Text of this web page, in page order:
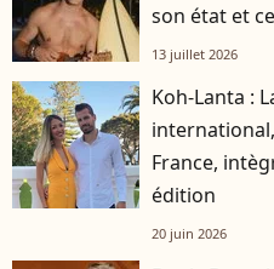
son état et
13 juillet 2026
Koh-Lanta :
France,
édition
20 juin 2026